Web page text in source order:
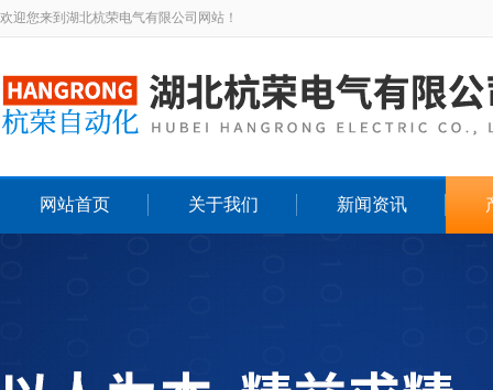
欢迎您来到湖北杭荣电气有限公司网站！
网站首页 关于我们 新闻资讯